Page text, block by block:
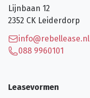
Lijnbaan 12
2352 CK Leiderdorp
info@rebellease.nl
088 9960101
Leasevormen